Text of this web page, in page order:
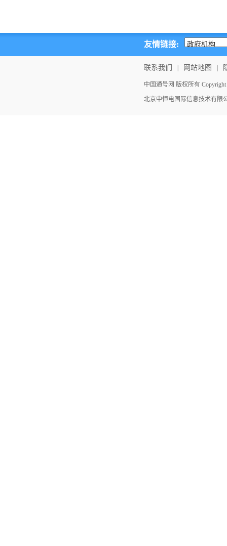
友情链接:
联系我们 网站地图
中国通号网 版权所有
北京中恒电国际信息技术有限